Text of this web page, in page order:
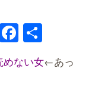
共
有
ない女←あっ